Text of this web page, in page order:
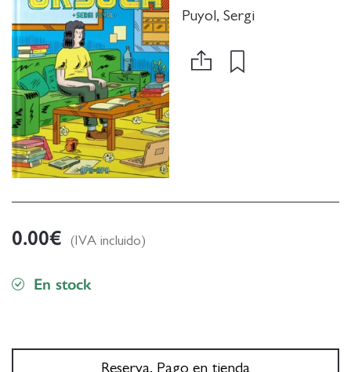
Puyol, Sergi
0.00€ (IVA incluido)
En stock
Reserva. Pago en tienda